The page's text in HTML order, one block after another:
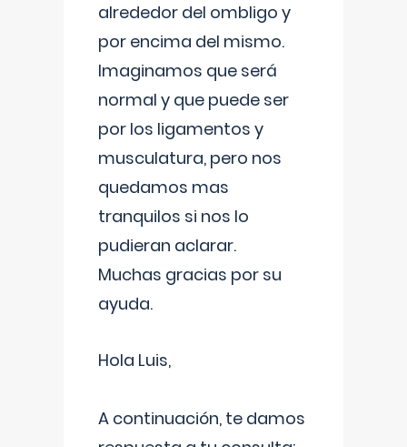
alrededor del ombligo y
por encima del mismo.
Imaginamos que será
normal y que puede ser
por los ligamentos y
musculatura, pero nos
quedamos mas
tranquilos si nos lo
pudieran aclarar.
Muchas gracias por su
ayuda.
Hola Luis,
A continuación, te damos